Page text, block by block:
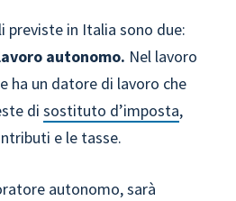
in Italia sono due:
autonomo. Nel lavoro
ha un datore di lavoro che
di sostituto d’imposta,
e le tasse.
autonomo, sarà